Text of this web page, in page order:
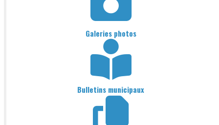
Galeries photos
Bulletins municipaux